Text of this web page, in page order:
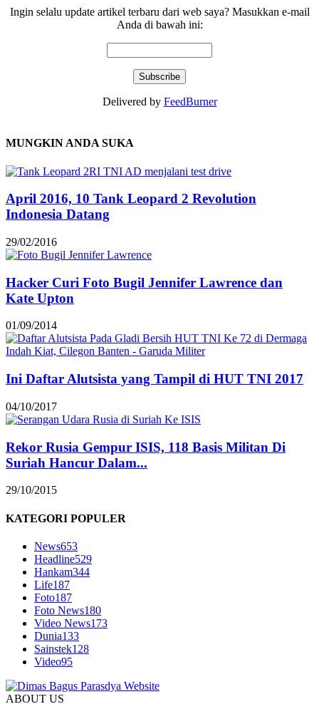
Ingin selalu update artikel terbaru dari web saya? Masukkan e-mail
Anda di bawah ini:
Delivered by FeedBurner
MUNGKIN ANDA SUKA
April 2016, 10 Tank Leopard 2 Revolution
Indonesia Datang
29/02/2016
Hacker Curi Foto Bugil Jennifer Lawrence dan
Kate Upton
01/09/2014
Ini Daftar Alutsista yang Tampil di HUT TNI 2017
04/10/2017
Rekor Rusia Gempur ISIS, 118 Basis Militan Di
Suriah Hancur Dalam...
29/10/2015
KATEGORI POPULER
News653
Headline529
Hankam344
Life187
Foto187
Foto News180
Video News173
Dunia133
Sainstek128
Video95
ABOUT US